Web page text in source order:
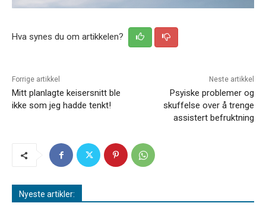
Hva synes du om artikkelen?
Forrige artikkel
Mitt planlagte keisersnitt ble
ikke som jeg hadde tenkt!
Neste artikkel
Psyiske problemer og
skuffelse over å trenge
assistert befruktning
Nyeste artikler: